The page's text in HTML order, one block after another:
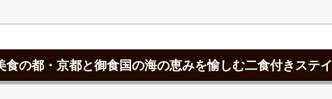
食の都・京都と御食国の海の恵みを愉しむ二食付きステイ